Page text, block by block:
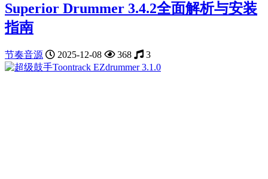
Superior Drummer 3.4.2全面解析与安装
指南
节奏音源 2025-12-08 368 3